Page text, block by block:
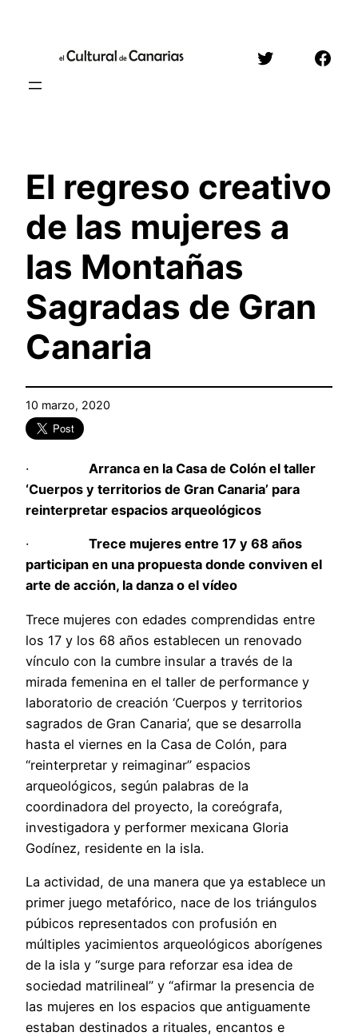
contenido
Twitter
El regreso creativo
de las mujeres a
las Montañas
Sagradas de Gran
Canaria
10 marzo, 2020
· Arranca en la Casa de Colón el taller
‘Cuerpos y territorios de Gran Canaria’ para
reinterpretar espacios arqueológicos
· Trece mujeres entre 17 y 68 años
participan en una propuesta donde conviven el
arte de acción, la danza o el vídeo
Trece mujeres con edades comprendidas entre
los 17 y los 68 años establecen un renovado
vínculo con la cumbre insular a través de la
mirada femenina en el taller de performance y
laboratorio de creación ‘Cuerpos y territorios
sagrados de Gran Canaria’, que se desarrolla
hasta el viernes en la Casa de Colón, para
“reinterpretar y reimaginar” espacios
arqueológicos, según palabras de la
coordinadora del proyecto, la coreógrafa,
investigadora y performer mexicana Gloria
Godínez, residente en la isla.
La actividad, de una manera que ya establece un
primer juego metafórico, nace de los triángulos
púbicos representados con profusión en
múltiples yacimientos arqueológicos aborígenes
de la isla y “surge para reforzar esa idea de
sociedad matrilineal” y “afirmar la presencia de
las mujeres en los espacios que antiguamente
estaban destinados a rituales, encantos e